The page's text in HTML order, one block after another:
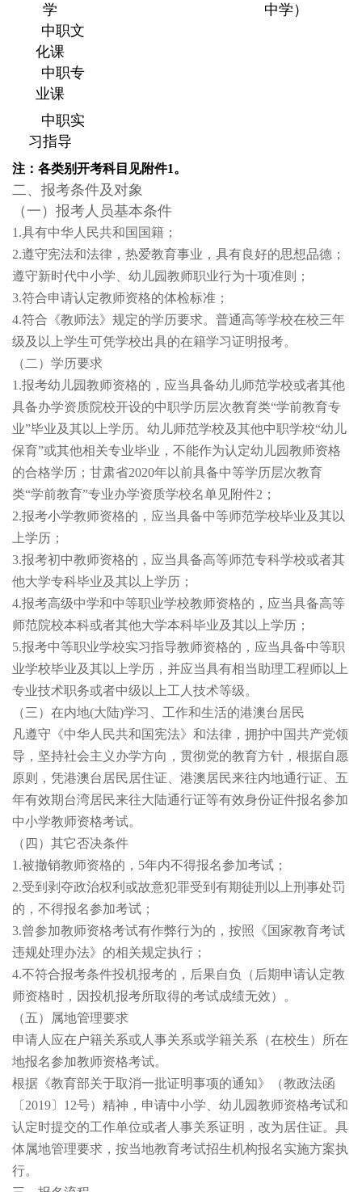
学
中学）
中职文
化课
中职专
业课
中职实
习指导
注：各类别开考科目见附件1。
二、报考条件及对象
（一）报考人员基本条件
1.具有中华人民共和国国籍；
2.遵守宪法和法律，热爱教育事业，具有良好的思想品德；
遵守新时代中小学、幼儿园教师职业行为十项准则；
3.符合申请认定教师资格的体检标准；
4.符合《教师法》规定的学历要求。普通高等学校在校三年
级及以上学生可凭学校出具的在籍学习证明报考。
（二）学历要求
1.报考幼儿园教师资格的，应当具备幼儿师范学校或者其他
具备办学资质院校开设的中职学历层次教育类“学前教育专
业”毕业及其以上学历。幼儿师范学校及其他中职学校“幼儿
保育”或其他相关专业毕业，不能作为认定幼儿园教师资格
的合格学历；甘肃省2020年以前具备中等学历层次教育
类“学前教育”专业办学资质学校名单见附件2；
2.报考小学教师资格的，应当具备中等师范学校毕业及其以
上学历；
3.报考初中教师资格的，应当具备高等师范专科学校或者其
他大学专科毕业及其以上学历；
4.报考高级中学和中等职业学校教师资格的，应当具备高等
师范院校本科或者其他大学本科毕业及其以上学历；
5.报考中等职业学校实习指导教师资格的，应当具备中等职
业学校毕业及其以上学历，并应当具有相当助理工程师以上
专业技术职务或者中级以上工人技术等级。
（三）在内地(大陆)学习、工作和生活的港澳台居民
凡遵守《中华人民共和国宪法》和法律，拥护中国共产党领
导，坚持社会主义办学方向，贯彻党的教育方针，根据自愿
原则，凭港澳台居民居住证、港澳居民来往内地通行证、五
年有效期台湾居民来往大陆通行证等有效身份证件报名参加
中小学教师资格考试。
（四）其它否决条件
1.被撤销教师资格的，5年内不得报名参加考试；
2.受到剥夺政治权利或故意犯罪受到有期徒刑以上刑事处罚
的，不得报名参加考试；
3.曾参加教师资格考试有作弊行为的，按照《国家教育考试
违规处理办法》的相关规定执行；
4.不符合报考条件投机报考的，后果自负（后期申请认定教
师资格时，因投机报考所取得的考试成绩无效）。
（五）属地管理要求
申请人应在户籍关系或人事关系或学籍关系（在校生）所在
地报名参加教师资格考试。
根据《教育部关于取消一批证明事项的通知》（教政法函
〔2019〕12号）精神，申请中小学、幼儿园教师资格考试和
认定时提交的工作单位或者人事关系证明，改为居住证。具
体属地管理要求，按当地教育考试招生机构报名实施方案执
行。